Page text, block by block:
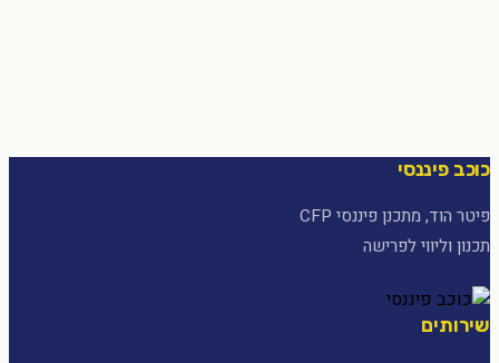
כוכב פיננסי
פיטר הוד, מתכנן פיננסי CFP
תכנון וליווי לפרישה
שירותים